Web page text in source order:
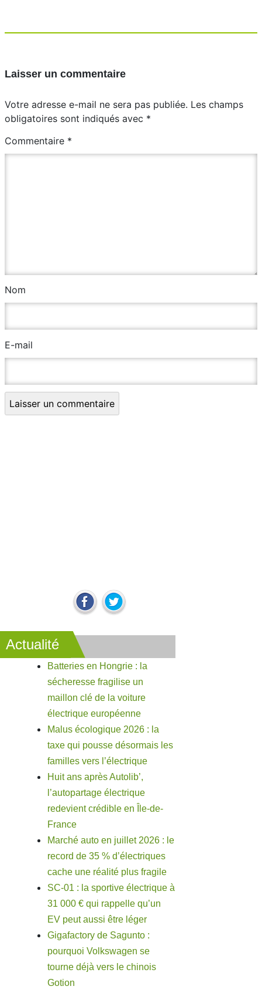
Laisser un commentaire
Votre adresse e-mail ne sera pas publiée. Les champs
obligatoires sont indiqués avec *
Commentaire *
Nom
E-mail
Actualité
Batteries en Hongrie : la
sécheresse fragilise un
maillon clé de la voiture
électrique européenne
Malus écologique 2026 : la
taxe qui pousse désormais les
familles vers l’électrique
Huit ans après Autolib’,
l’autopartage électrique
redevient crédible en Île-de-
France
Marché auto en juillet 2026 : le
record de 35 % d’électriques
cache une réalité plus fragile
SC-01 : la sportive électrique à
31 000 € qui rappelle qu’un
EV peut aussi être léger
Gigafactory de Sagunto :
pourquoi Volkswagen se
tourne déjà vers le chinois
Gotion